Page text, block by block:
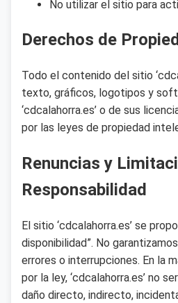
No utilizar el sitio para
Derechos de
Todo el contenido del sitio
texto, gráficos, logotipos y
‘cdcalahorra.es’ o de sus
por las leyes de propiedad
Renuncias y
Responsabilidad
El sitio ‘cdcalahorra.es’ se
disponibilidad”. No
errores o interrupciones. En la
por la ley, ‘cdcalahorra.es’ no
daño directo, indirecto,